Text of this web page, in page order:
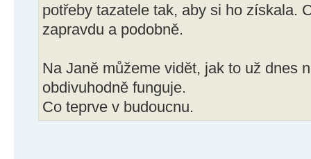
potřeby tazatele tak, aby si ho získala.
zapravdu a podobně.
Na Janě můžeme vidět, jak to už dnes
obdivuhodně funguje.
Co teprve v budoucnu.